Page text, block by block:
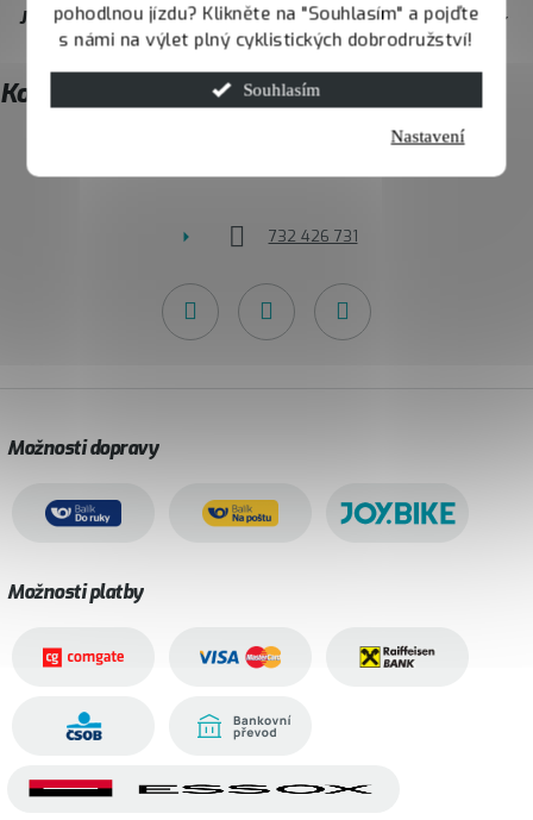
pohodlnou jízdu? Klikněte na "Souhlasím" a pojďte
s námi na výlet plný cyklistických dobrodružství!
Souhlasím
Nastavení
t
í
JOY.BIKE
Kontakt
732 426 731
Možnosti dopravy
Možnosti platby